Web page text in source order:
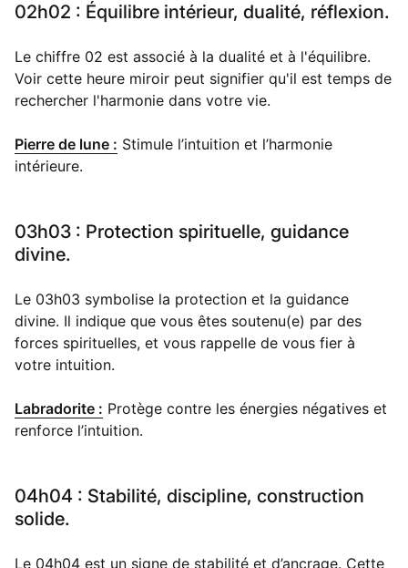
02h02 : Équilibre intérieur, dualité, réflexion.
Le chiffre 02 est associé à la dualité et à l'équilibre.
Voir cette heure miroir peut signifier qu'il est temps de
rechercher l'harmonie dans votre vie.
Pierre de lune : Stimule l’intuition et l’harmonie
intérieure.
03h03 : Protection spirituelle, guidance
divine.
Le 03h03 symbolise la protection et la guidance
divine. Il indique que vous êtes soutenu(e) par des
forces spirituelles, et vous rappelle de vous fier à
votre intuition.
Labradorite : Protège contre les énergies négatives et
renforce l’intuition.
04h04 : Stabilité, discipline, construction
solide.
Le 04h04 est un signe de stabilité et d’ancrage. Cette